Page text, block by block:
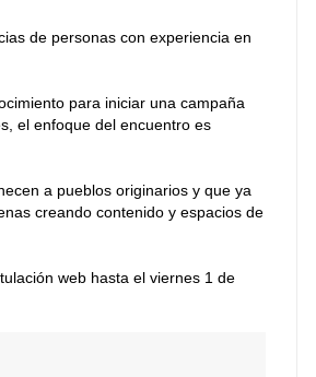
de personas con experiencia en
para iniciar una campaña
el enfoque del encuentro es
a pueblos originarios y que ya
creando contenido y espacios de
web hasta el viernes 1 de